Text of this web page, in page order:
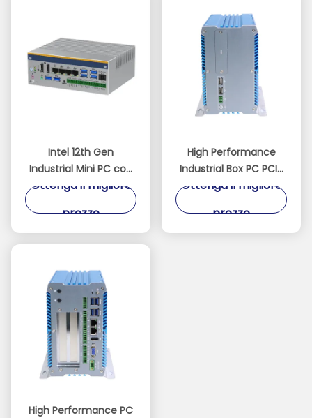
Intel 12th Gen
Industrial Mini PC con
2xCANBUS e DIN-Rail
Ottenga il migliore
prezzo
High Performance
Industrial Box PC PCIe
PCI Intel i7-1255U
Ottenga il migliore
prezzo
High Performance PC